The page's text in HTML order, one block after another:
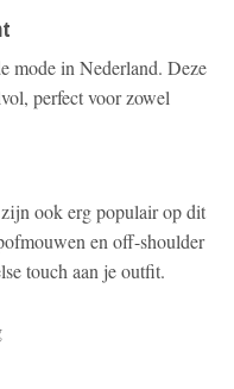
mode in Nederland. Deze
perfect voor zowel
ook erg populair op dit
en off-shoulder
touch aan je outfit.